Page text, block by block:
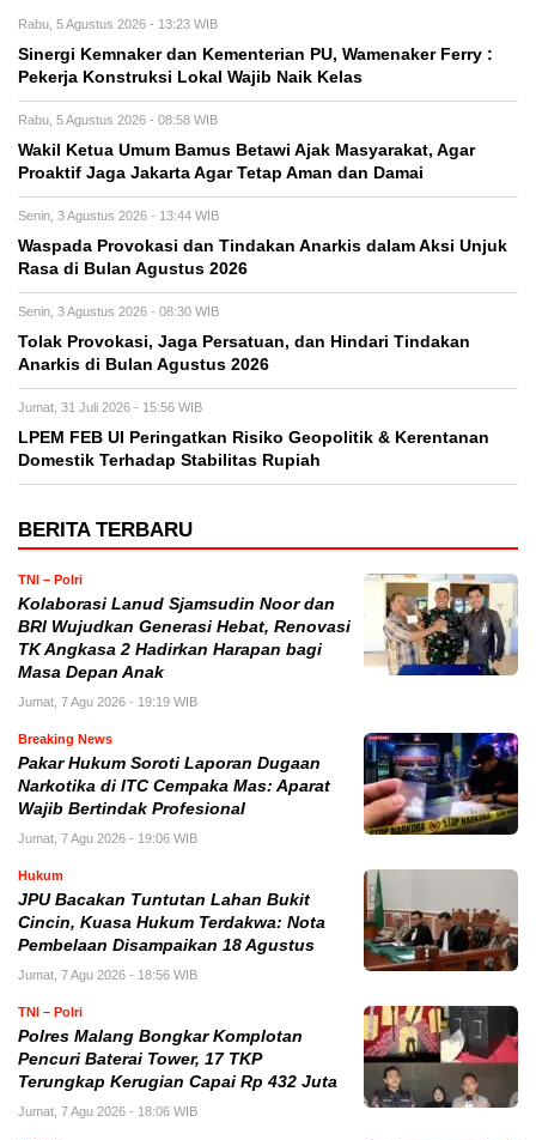
Rabu, 5 Agustus 2026 - 13:23 WIB
Sinergi Kemnaker dan Kementerian PU, Wamenaker Ferry :
Pekerja Konstruksi Lokal Wajib Naik Kelas
Rabu, 5 Agustus 2026 - 08:58 WIB
Wakil Ketua Umum Bamus Betawi Ajak Masyarakat, Agar
Proaktif Jaga Jakarta Agar Tetap Aman dan Damai
Senin, 3 Agustus 2026 - 13:44 WIB
Waspada Provokasi dan Tindakan Anarkis dalam Aksi Unjuk
Rasa di Bulan Agustus 2026
Senin, 3 Agustus 2026 - 08:30 WIB
Tolak Provokasi, Jaga Persatuan, dan Hindari Tindakan
Anarkis di Bulan Agustus 2026
Jumat, 31 Juli 2026 - 15:56 WIB
LPEM FEB UI Peringatkan Risiko Geopolitik & Kerentanan
Domestik Terhadap Stabilitas Rupiah
BERITA TERBARU
TNI – Polri
Kolaborasi Lanud Sjamsudin Noor dan
BRI Wujudkan Generasi Hebat, Renovasi
TK Angkasa 2 Hadirkan Harapan bagi
Masa Depan Anak
Jumat, 7 Agu 2026 - 19:19 WIB
Breaking News
Pakar Hukum Soroti Laporan Dugaan
Narkotika di ITC Cempaka Mas: Aparat
Wajib Bertindak Profesional
Jumat, 7 Agu 2026 - 19:06 WIB
Hukum
JPU Bacakan Tuntutan Lahan Bukit
Cincin, Kuasa Hukum Terdakwa: Nota
Pembelaan Disampaikan 18 Agustus
Jumat, 7 Agu 2026 - 18:56 WIB
TNI – Polri
Polres Malang Bongkar Komplotan
Pencuri Baterai Tower, 17 TKP
Terungkap Kerugian Capai Rp 432 Juta
Jumat, 7 Agu 2026 - 18:06 WIB